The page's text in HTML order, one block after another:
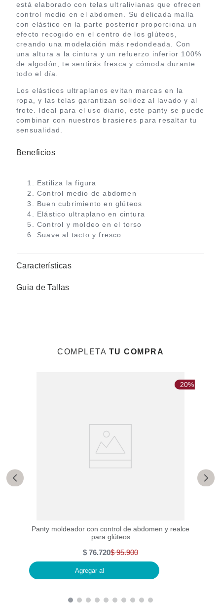
está elaborado con telas ultralivianas que ofrecen
control medio en el abdomen. Su delicada malla
con elástico en la parte posterior proporciona un
efecto recogido en el centro de los glúteos,
creando una modelación más redondeada. Con
una altura a la cintura y un refuerzo inferior 100%
de algodón, te sentirás fresca y cómoda durante
todo el día.
Los elásticos ultraplanos evitan marcas en la
ropa, y las telas garantizan solidez al lavado y al
frote. Ideal para el uso diario, este panty se puede
combinar con nuestros brasieres para resaltar tu
sensualidad.
Beneficios
Estiliza la figura
Control medio de abdomen
Buen cubrimiento en glúteos
Elástico ultraplano en cintura
Control y moldeo en el torso
Suave al tacto y fresco
Características
Guia de Tallas
COMPLETA TU COMPRA
20%
Panty moldeador con control de abdomen y realce
para glúteos
$ 95.900
$ 76.720
Agregar al